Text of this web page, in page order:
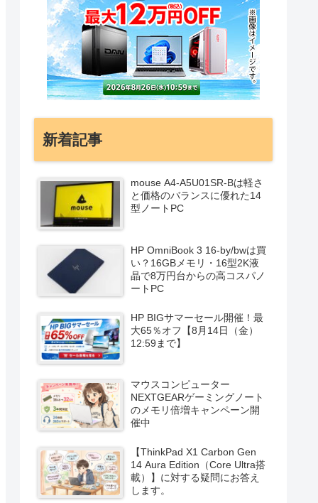
新着記事
mouse A4-A5U01SR-Bは軽さ
と価格のバランスに優れた14
型ノートPC
HP OmniBook 3 16-by/bwは買
い？16GBメモリ・16型2K液
晶で8万円台からの高コスパノ
ートPC
HP BIGサマーセール開催！最
大65％オフ【8月14日（金）
12:59まで】
マウスコンピューター
NEXTGEARゲーミングノート
のメモリ倍増キャンペーン開
催中
【ThinkPad X1 Carbon Gen
14 Aura Edition（Core Ultra搭
載）】に対する疑問にお答え
します。